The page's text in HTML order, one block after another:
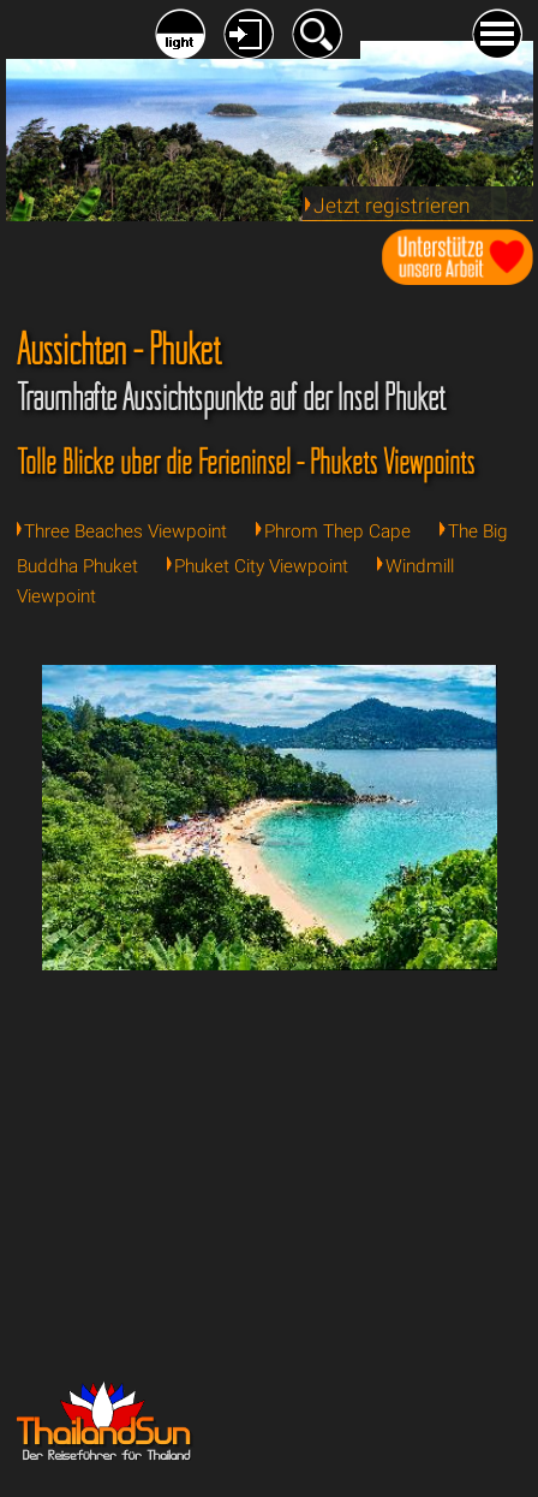
Jetzt registrieren
Aussichten - Phuket
Traumhafte Aussichtspunkte auf der Insel Phuket
Tolle Blicke über die Ferieninsel - Phukets Viewpoints
Three Beaches Viewpoint Phrom Thep Cape
The Big
Buddha Phuket
Phuket City Viewpoint
Windmill
Viewpoint